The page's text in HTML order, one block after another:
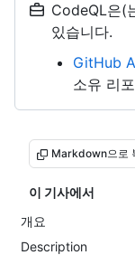
CodeQL은(
있습니다.
GitHub
소유 리
Markdown으로
이 기사에서
개요
Description